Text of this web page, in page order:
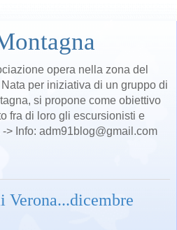
opera nella zona del
per iniziativa di un gruppo di
si propone come obiettivo
fra di loro gli escursionisti e
> Info: adm91blog@gmail.com